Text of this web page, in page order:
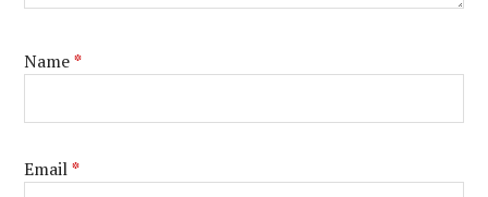
Name*
Email*